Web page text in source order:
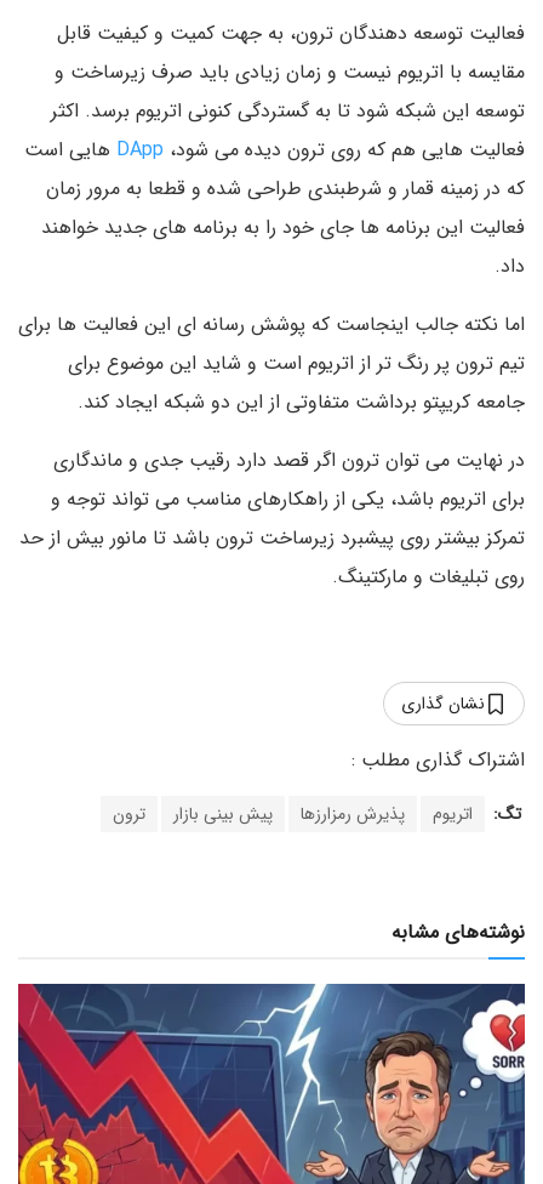
فعالیت توسعه دهندگان ترون، به جهت کمیت و کیفیت قابل
مقایسه با اتریوم نیست و زمان زیادی باید صرف زیرساخت و
توسعه این شبکه شود تا به گستردگی کنونی اتریوم برسد. اکثر
فعالیت هایی هم که روی ترون دیده می شود، DApp هایی است
که در زمینه قمار و شرطبندی طراحی شده و قطعا به مرور زمان
فعالیت این برنامه ها جای خود را به برنامه های جدید خواهند
داد.
اما نکته جالب اینجاست که پوشش رسانه ای این فعالیت ها برای
تیم ترون پر رنگ تر از اتریوم است و شاید این موضوع برای
جامعه کریپتو برداشت متفاوتی از این دو شبکه ایجاد کند.
در نهایت می توان ترون اگر قصد دارد رقیب جدی و ماندگاری
برای اتریوم باشد، یکی از راهکارهای مناسب می تواند توجه و
تمرکز بیشتر روی پیشبرد زیرساخت ترون باشد تا مانور بیش از حد
روی تبلیغات و مارکتینگ.
نشان گذاری
تگ: اتریوم پذیرش رمزارزها پیش بینی بازار ترون
نوشته‌های مشابه